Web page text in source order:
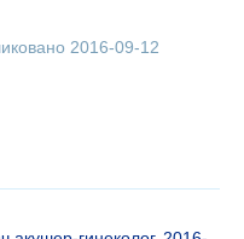
2016-09-12